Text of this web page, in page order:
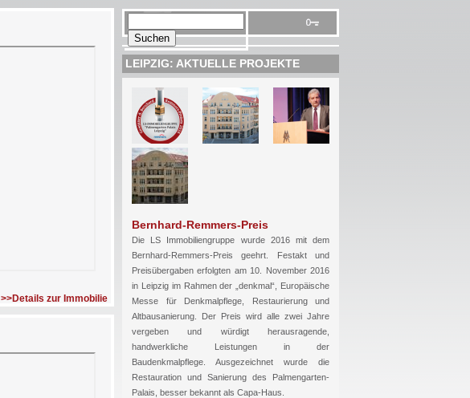
>>Details zur Immobilie
LEIPZIG: AKTUELLE PROJEKTE
Bernhard-Remmers-Preis
Die LS Immobiliengruppe wurde 2016 mit dem
Bernhard-Remmers-Preis geehrt. Festakt und
Preisübergaben erfolgten am 10. November 2016
in Leipzig im Rahmen der „denkmal“, Europäische
Messe für Denkmalpflege, Restaurierung und
Altbausanierung. Der Preis wird alle zwei Jahre
vergeben und würdigt herausragende,
handwerkliche Leistungen in der
Baudenkmalpflege. Ausgezeichnet wurde die
Restauration und Sanierung des Palmengarten-
Palais, besser bekannt als Capa-Haus.